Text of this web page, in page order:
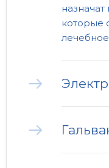
которые